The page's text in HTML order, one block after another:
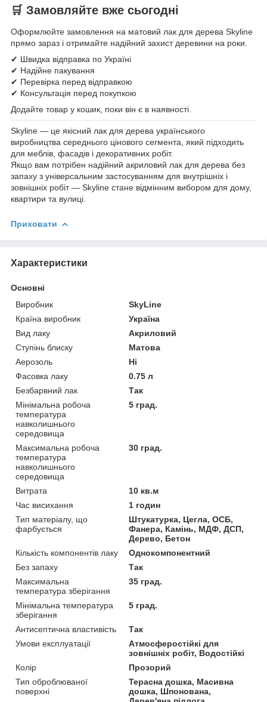
🛒 Замовляйте вже сьогодні
Оформлюйте замовлення на матовий лак для дерева Skyline
прямо зараз і отримайте надійний захист деревини на роки.
✔ Швидка відправка по Україні
✔ Надійне пакування
✔ Перевірка перед відправкою
✔ Консультація перед покупкою
Додайте товар у кошик, поки він є в наявності.
Skyline — це якісний лак для дерева українського
виробництва середнього цінового сегмента, який підходить
для меблів, фасадів і декоративних робіт.
Якщо вам потрібен надійний акриловий лак для дерева без
запаху з універсальним застосуванням для внутрішніх і
зовнішніх робіт — Skyline стане відмінним вибором для дому,
квартири та вулиці.
Приховати
Характеристики
Основні
Виробник
SkyLine
Країна виробник
Україна
Вид лаку
Акриловий
Ступінь блиску
Матова
Аерозоль
Ні
Фасовка лаку
0.75 л
Безбарвний лак
Так
Мінімальна робоча
температура
навколишнього
середовища
5 град.
Максимальна робоча
температура
навколишнього
середовища
30 град.
Витрата
10 кв.м
Час висихання
1 годин
Тип матеріалу, що
фарбується
Штукатурка, Цегла, OСБ,
Фанера, Камінь, МДФ, ДСП,
Дерево, Бетон
Кількість компонентів лаку
Однокомпонентний
Без запаху
Так
Максимальна
температура зберігання
35 град.
Мінімальна температура
зберігання
5 град.
Антисептична властивість
Так
Умови експлуатації
Атмосферостійкі для
зовнішніх робіт, Водостійкі
Колір
Прозорий
Тип оброблюваної
поверхні
Терасна дошка, Масивна
дошка, Шпонована,